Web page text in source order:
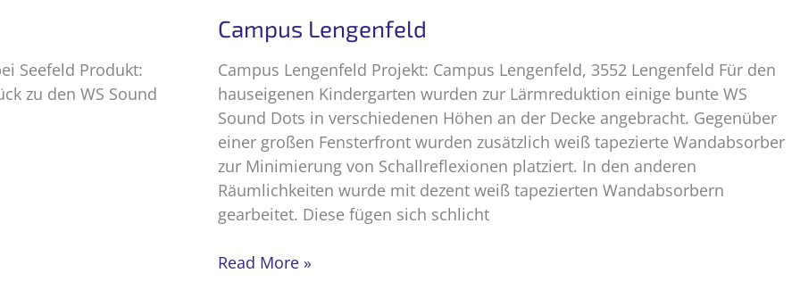
Seefeld Produkt:
zu den WS Sound
Campus Lengenfeld
Campus Lengenfeld Projekt: Campus Lengenfeld, 3552 Lengenfeld Für den
hauseigenen Kindergarten wurden zur Lärmreduktion einige bunte WS
Sound Dots in verschiedenen Höhen an der Decke angebracht. Gegenüber
einer großen Fensterfront wurden zusätzlich weiß tapezierte Wandabsorber
zur Minimierung von Schallreflexionen platziert. In den anderen
Räumlichkeiten wurde mit dezent weiß tapezierten Wandabsorbern
gearbeitet. Diese fügen sich schlicht
Campus
Read More »